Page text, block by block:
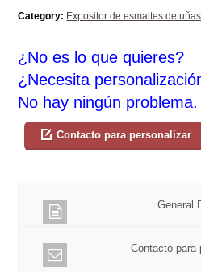
Category: Expositor de esmaltes de uñas
¿No es lo que quieres?
¿Necesita
No hay ningún problema.
Contacto para personalizar
General
Contacto para